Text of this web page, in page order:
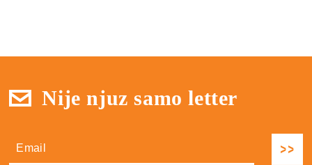
Nije njuz samo letter